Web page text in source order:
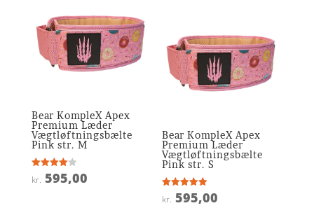
Bear KompleX Apex
Premium Læder
Vægtløftningsbælte
Pink str. M
Vurderet
4
kr. 595,00
Bear KompleX Apex
Premium Læder
Vægtløftningsbælte
Pink str. S
Vurderet
4.9
kr. 595,00